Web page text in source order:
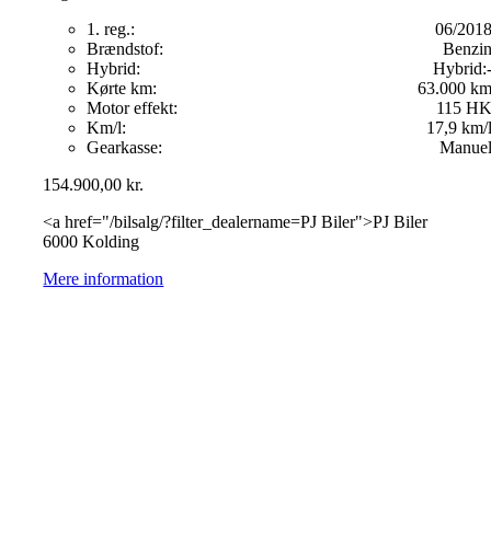
1. reg.:
06/2018
Brændstof:
Benzin
Hybrid:
Hybrid:-
Kørte km:
63.000 km
Motor effekt:
115 HK
Km/l:
17,9 km/l
Gearkasse:
Manuel
154.900,00kr.
<a href="/bilsalg/?filter_dealername=PJ Biler">PJ Biler
6000 Kolding
Mere information